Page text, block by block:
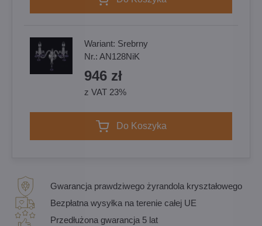
Wariant: Srebrny
Nr.: AN128NiK
946 zł
z VAT 23%
Do Koszyka
Gwarancja prawdziwego żyrandola kryształowego
Bezpłatna wysyłka na terenie całej UE
Przedłużona gwarancja 5 lat